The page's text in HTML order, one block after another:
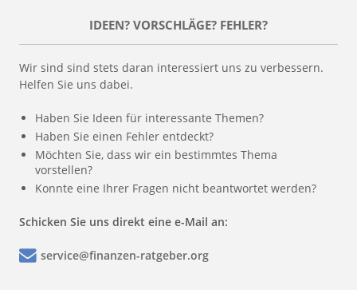
IDEEN? VORSCHLÄGE? FEHLER?
Wir sind sind stets daran interessiert uns zu verbessern.
Helfen Sie uns dabei.
Haben Sie Ideen für interessante Themen?
Haben Sie einen Fehler entdeckt?
Möchten Sie, dass wir ein bestimmtes Thema
vorstellen?
Konnte eine Ihrer Fragen nicht beantwortet werden?
Schicken Sie uns direkt eine e-Mail an:
service@finanzen-ratgeber.org